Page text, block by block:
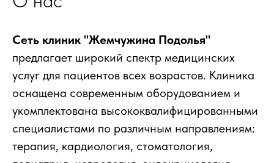
Сеть клиник "Жемчужина Подолья"
предлагает широкий спектр медицинских
услуг для пациентов всех возрастов. Клиника
оснащена современным оборудованием и
укомплектована высококвалифицированными
специалистами по различным направлениям:
терапия, кардиология, стоматология,